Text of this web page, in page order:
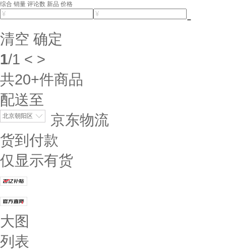
综合 销量 评论数 新品 价格
-
清空 确定
1/1 < >
共20+件商品
配送至
北京朝阳区
京东物流
货到付款
仅显示有货
大图
列表